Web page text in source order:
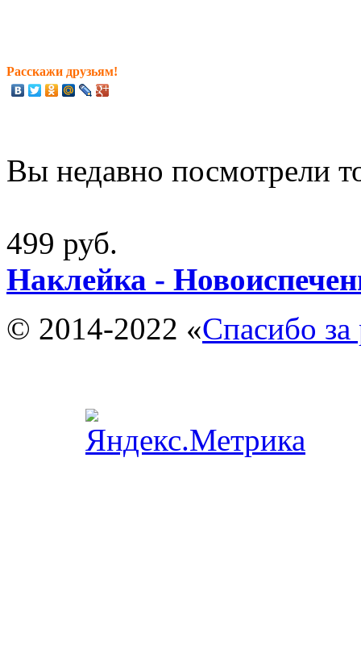
Расскажи друзьям!
Вы недавно посмотрели
499 руб.
Наклейка -
© 2014-2022 «Спасибо за